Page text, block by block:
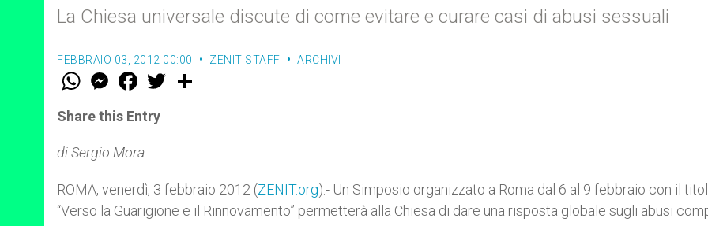
La Chiesa universale discute di come evitare e curare casi di abusi sessuali
FEBBRAIO 03, 2012 00:00 ZENIT STAFF ARCHIVI
W
t
s
p
p
M
e
s
e
g
e
F
a
e
b
o
k
w
Share this Entry
di Sergio Mora
ROMA, venerdì, 3 febbraio 2012 (ZENIT.org).- Un Simposio organizzato a Roma dal 6 al 9 febbraio con il
“Verso la Guarigione e il Rinnovamento” permetterà alla Chiesa di dare una risposta globale sugli abusi